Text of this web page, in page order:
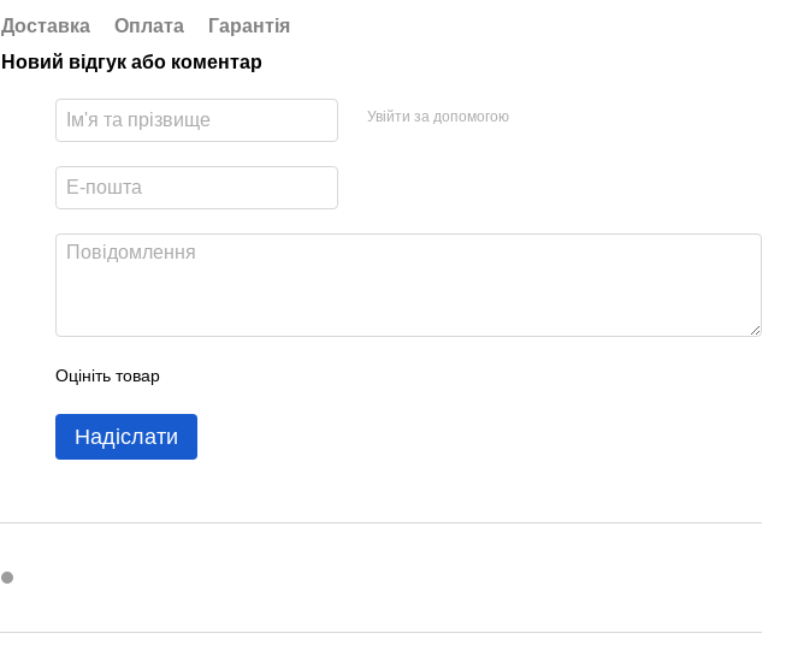
Доставка
Оплата
Гарантія
Новий відгук або коментар
Увійти за допомогою
Оцініть товар
Надіслати